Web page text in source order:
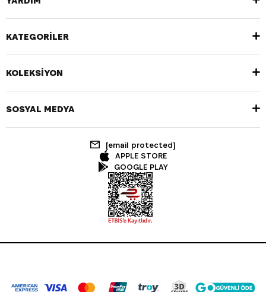
KATEGORİLER
KOLEKSİYON
SOSYAL MEDYA
[email protected]
APPLE STORE
GOOGLE PLAY